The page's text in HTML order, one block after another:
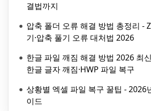
결법까지
압축 폴더 오류 해결 방법 총정리 -
기·압축 풀기 오류 대처법 2026
한글 파일 깨짐 해결 방법 2026 최
한글 글자 깨짐·HWP 파일 복구
상황별 엑셀 파일 복구 꿀팁 - 2026
이드